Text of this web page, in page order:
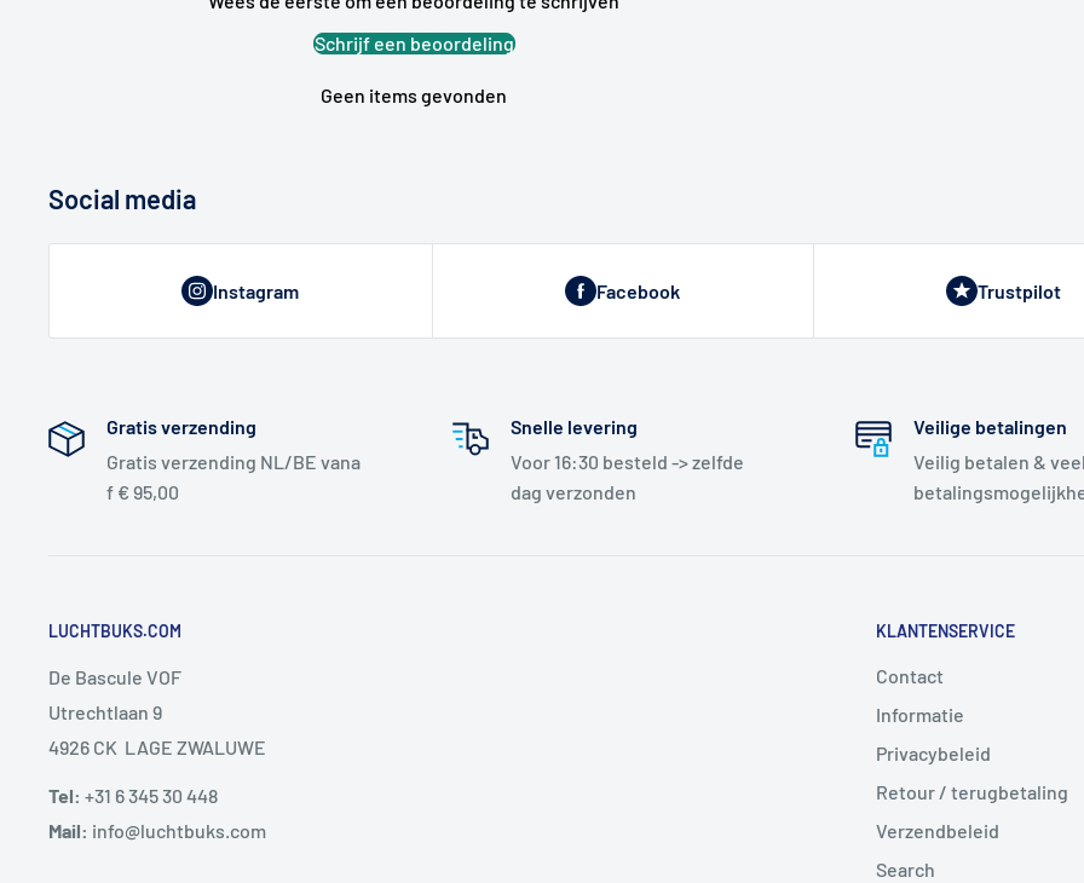
Schrijf een beoordeling
Geen items gevonden
Social media
Instagram Facebook Trustpilot
Gratis verzending
Gratis verzending NL/BE vana
f € 95,00
Snelle levering
Voor 16:30 besteld -> zelfde
dag verzonden
Veilige betalingen
Veilig betalen & veel
LUCHTBUKS.COM
De Bascule VOF
Utrechtlaan 9
4926 CK LAGE ZWALUWE
Tel: +31 6 345 30 448
Mail: info@luchtbuks.com
KLANTENSERVICE
Contact
Informatie
Privacybeleid
Retour / terugbetaling
Verzendbeleid
Search